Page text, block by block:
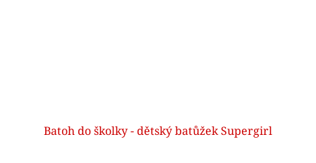
Batoh do školky - dětský batůžek Supergirl